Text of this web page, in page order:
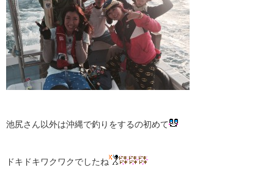
池尻さん以外は沖縄で釣りをするの初めて
ドキドキワクワクでしたね